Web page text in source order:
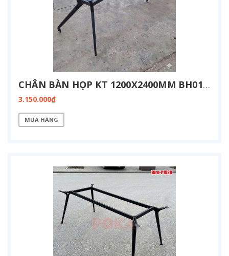
CHÂN BÀN HỌP KT 1200X2400MM BH01-1224
3.150.000₫
MUA HÀNG